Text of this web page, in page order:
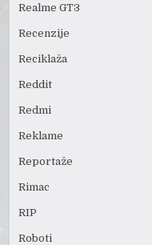
Realme GT3
Recenzije
Reciklaža
Reddit
Redmi
Reklame
Reportaže
Rimac
RIP
Roboti